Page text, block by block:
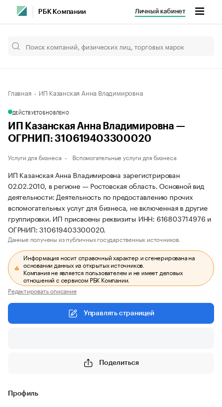
РБК Компании Личный кабинет
Главная ИП Казанская Анна Владимировна
ДЕЙСТВУЕТОБНОВЛЕНО
ИП Казанская Анна Владимировна —
ОГРНИП: 310619403300020
Услуги для бизнеса Вспомогательные услуги для бизнеса
ИП Казанская Анна Владимировна зарегистрирован
02.02.2010, в регионе — Ростовская область. Основной вид
деятельности: Деятельность по предоставлению прочих
вспомогательных услуг для бизнеса, не включенная в другие
группировки. ИП присвоены реквизиты ИНН: 616803714976 и
ОГРНИП: 310619403300020.
Данные получены из публичных государственных источников.
Информация носит справочный характер и сгенерирована на
основании данных из открытых источников.
Компания не является пользователем и не имеет деловых
отношений с сервисом РБК Компании.
Редактировать описание
Управлять страницей
Поделиться
Профиль